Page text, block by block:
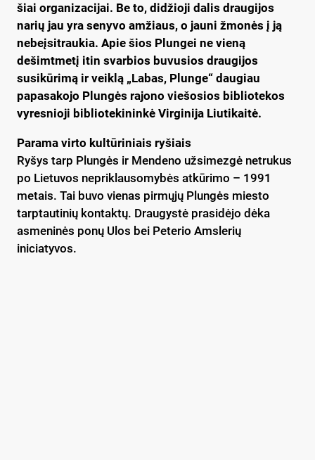
šiai organizacijai. Be to, didžioji dalis draugijos
narių jau yra senyvo amžiaus, o jauni žmonės į ją
nebeįsitraukia. Apie šios Plungei ne vieną
dešimtmetį itin svarbios buvusios draugijos
susikūrimą ir veiklą „Labas, Plunge“ daugiau
papasakojo Plungės rajono viešosios bibliotekos
vyresnioji bibliotekininkė Virginija Liutikaitė.
Parama virto kultūriniais ryšiais
Ryšys tarp Plungės ir Mendeno užsimezgė netrukus
po Lietuvos nepriklausomybės atkūrimo – 1991
metais. Tai buvo vienas pirmųjų Plungės miesto
tarptautinių kontaktų. Draugystė prasidėjo dėka
asmeninės ponų Ulos bei Peterio Amslerių
iniciatyvos.